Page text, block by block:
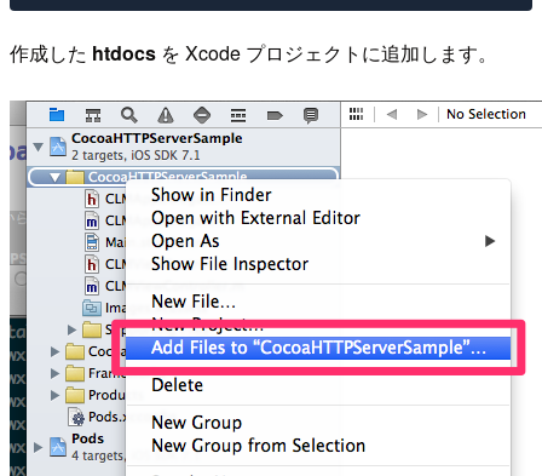
作成した htdocs を Xcode プロジェクトに追加します。